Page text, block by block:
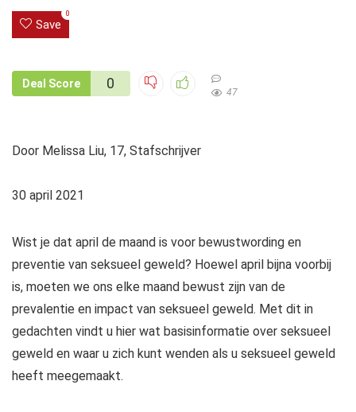
Save
0
Deal Score 0
47
Door Melissa Liu, 17, Stafschrijver
30 april 2021
Wist je dat april de maand is voor bewustwording en
preventie van seksueel geweld? Hoewel april bijna voorbij
is, moeten we ons elke maand bewust zijn van de
prevalentie en impact van seksueel geweld. Met dit in
gedachten vindt u hier wat basisinformatie over seksueel
geweld en waar u zich kunt wenden als u seksueel geweld
heeft meegemaakt.